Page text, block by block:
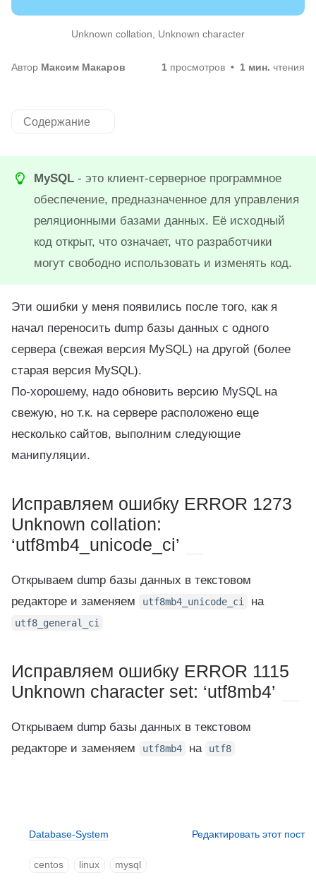
Unknown collation, Unknown character
Автор Максим Макаров 1 просмотров 1 мин. чтения
Содержание
MySQL - это клиент-серверное программное
обеспечение, предназначенное для управления
реляционными базами данных. Её исходный
код открыт, что означает, что разработчики
могут свободно использовать и изменять код.
Эти ошибки у меня появились после того, как я
начал переносить dump базы данных с одного
сервера (свежая версия MySQL) на другой (более
старая версия MySQL).
По-хорошему, надо обновить версию MySQL на
свежую, но т.к. на сервере расположено еще
несколько сайтов, выполним следующие
манипуляции.
Исправляем ошибку ERROR 1273
Unknown collation:
‘utf8mb4_unicode_ci’
Открываем dump базы данных в текстовом
редакторе и заменяем
utf8mb4_unicode_ci на
utf8_general_ci
Исправляем ошибку ERROR 1115
Unknown character set: ‘utf8mb4’
Открываем dump базы данных в текстовом
редакторе и заменяем
utf8mb4 на utf8
Database-System Редактировать этот пост
centos linux mysql